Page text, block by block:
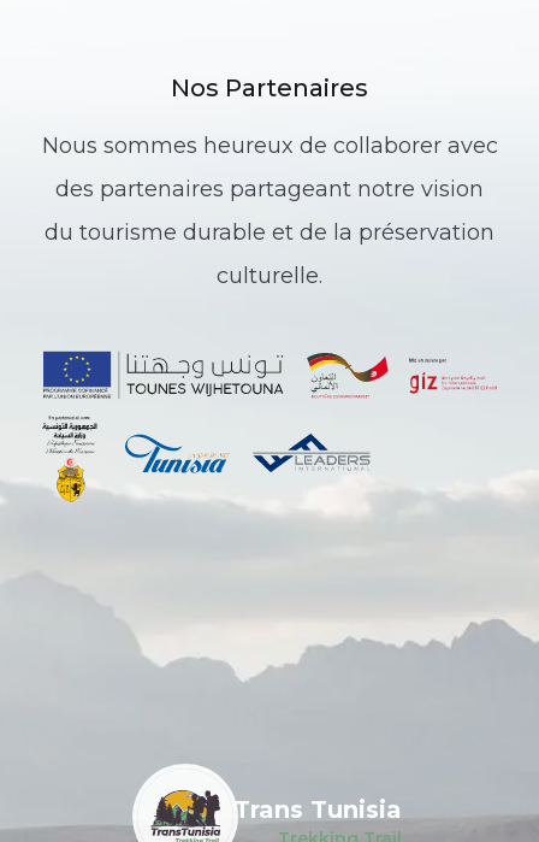
Nos Partenaires
Nous sommes heureux de collaborer avec
des partenaires partageant notre vision
du tourisme durable et de la préservation
culturelle.
Trans Tunisia